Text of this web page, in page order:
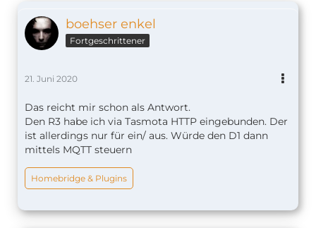
boehser enkel
Fortgeschrittener
21. Juni 2020
Das reicht mir schon als Antwort.
Den R3 habe ich via Tasmota HTTP eingebunden. Der
ist allerdings nur für ein/ aus. Würde den D1 dann
mittels MQTT steuern
Homebridge & Plugins